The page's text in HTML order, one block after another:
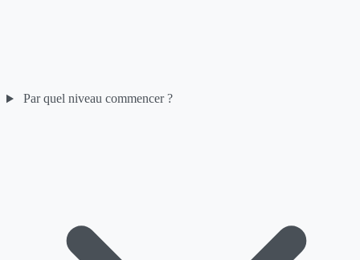
Par quel niveau commencer ?